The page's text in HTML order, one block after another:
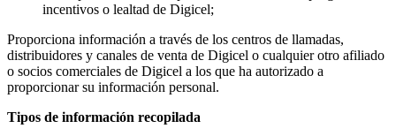
incentivos o lealtad de Digicel;
Proporciona información a través de los centros de llamadas,
distribuidores y canales de venta de Digicel o cualquier otro afiliado
o socios comerciales de Digicel a los que ha autorizado a
proporcionar su información personal.
Tipos de información recopilada